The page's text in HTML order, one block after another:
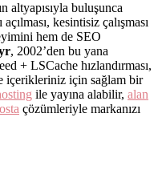
altyapısıyla buluşunca
kesintisiz çalışması
hem de SEO
, 2002’den bu yana
+ LSCache hızlandırması,
içerikleriniz için sağlam bir
ile yayına alabilir, alan
çözümleriyle markanızı